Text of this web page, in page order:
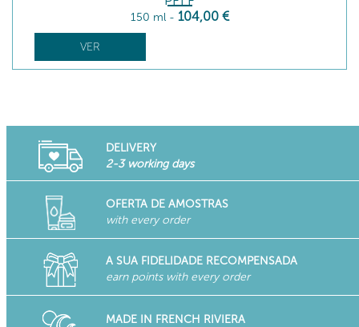
150 ml - 104,00 €
VER
DELIVERY
2-3 working days
OFERTA DE AMOSTRAS
with every order
A SUA FIDELIDADE RECOMPENSADA
earn points with every order
MADE IN FRENCH RIVIERA